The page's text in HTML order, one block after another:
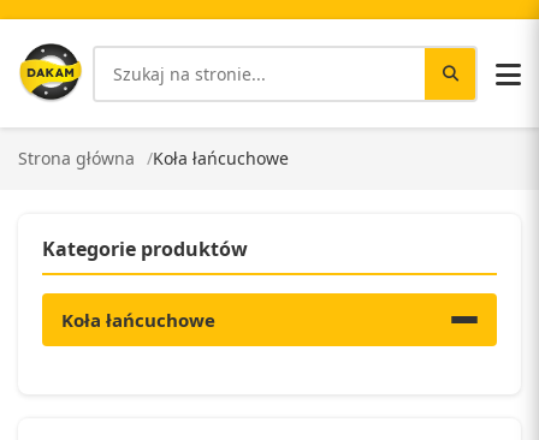
Strona główna Koła łańcuchowe
Kategorie produktów
Koła łańcuchowe